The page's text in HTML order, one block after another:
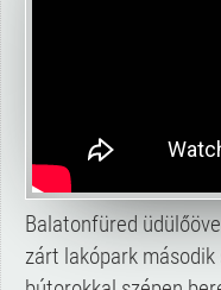
Balatonfüred
zárt lakópark